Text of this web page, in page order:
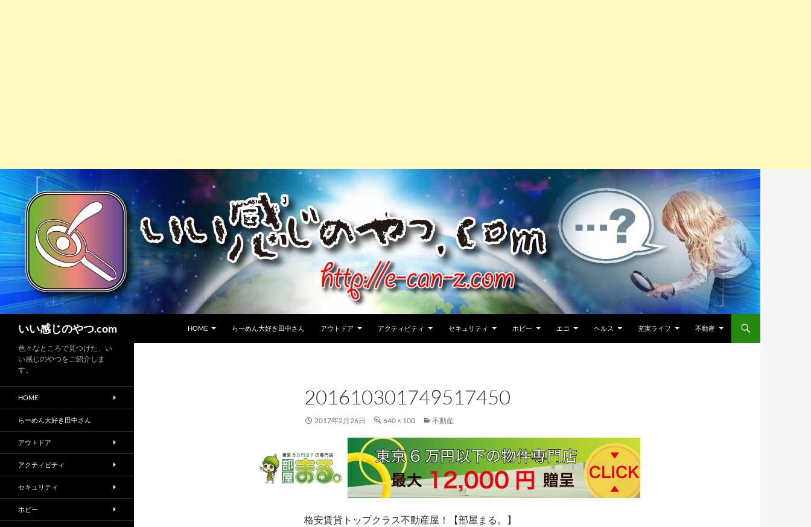
いい感じのやつ.com
HOME
らーめん大好き田中さん アウトドア アクティビティ セキュリティ ホビー エコ ヘルス 充実ライフ 不動産
201610301749517450
2017年2月26日 640 × 100 不動産
格安賃貸トップクラス不動産屋！【部屋まる。】
色々なところで見つけた、い
い感じのやつをご紹介しま
す。
HOME
らーめん大好き田中さん
アウトドア
アクティビティ
セキュリティ
ホビー